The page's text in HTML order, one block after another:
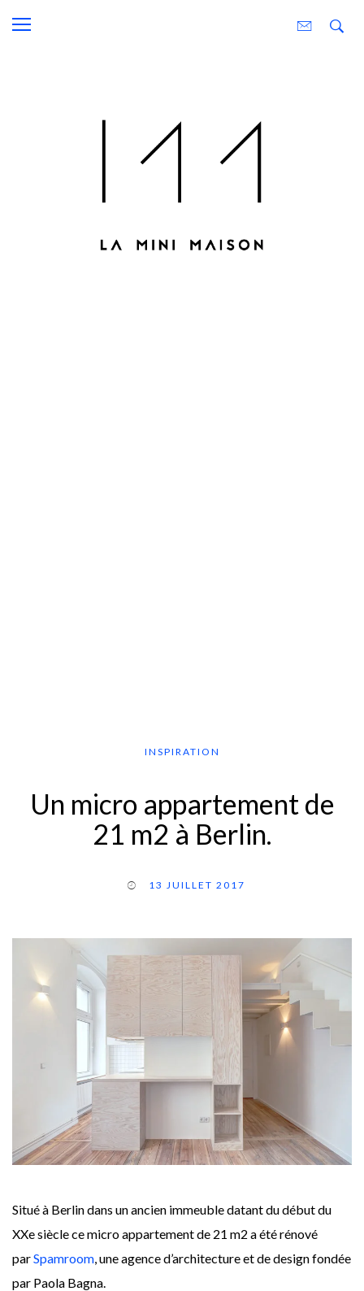
INSPIRATION
Un micro appartement de
21 m2 à Berlin.
13 JUILLET 2017
Situé à Berlin dans un ancien immeuble datant du début du
XXe siècle ce micro appartement de 21 m2 a été rénové
parSpamroom, une agence d’architecture et de design fondée
par Paola Bagna.